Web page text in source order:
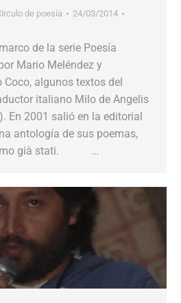
de poesía
24/03/2014
de la serie Poesía
Mario Meléndez y
algunos textos del
italiano Milo de Angelis
En 2001 salió en la editorial
antología de sus poemas,
già stati. …